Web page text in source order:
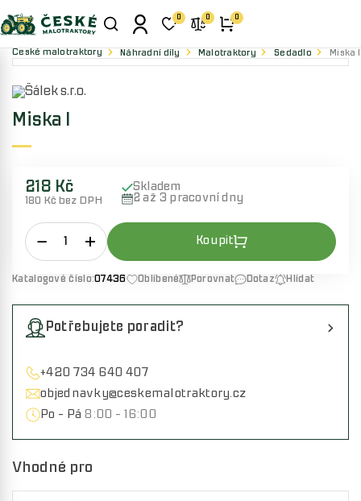
0 0 0
České malotraktory Náhradní díly Malotraktory Sedadlo Miska I
Miska I
218 Kč
180 Kč bez DPH
Skladem
2 až 3 pracovní dny
Katalogové číslo:07436 Oblíbené Porovnat Dotaz Hlídat
Potřebujete poradit?
+420 734 640 407
objednavky@ceskemalotraktory.cz
Po - Pá 8:00 - 16:00
Vhodné pro